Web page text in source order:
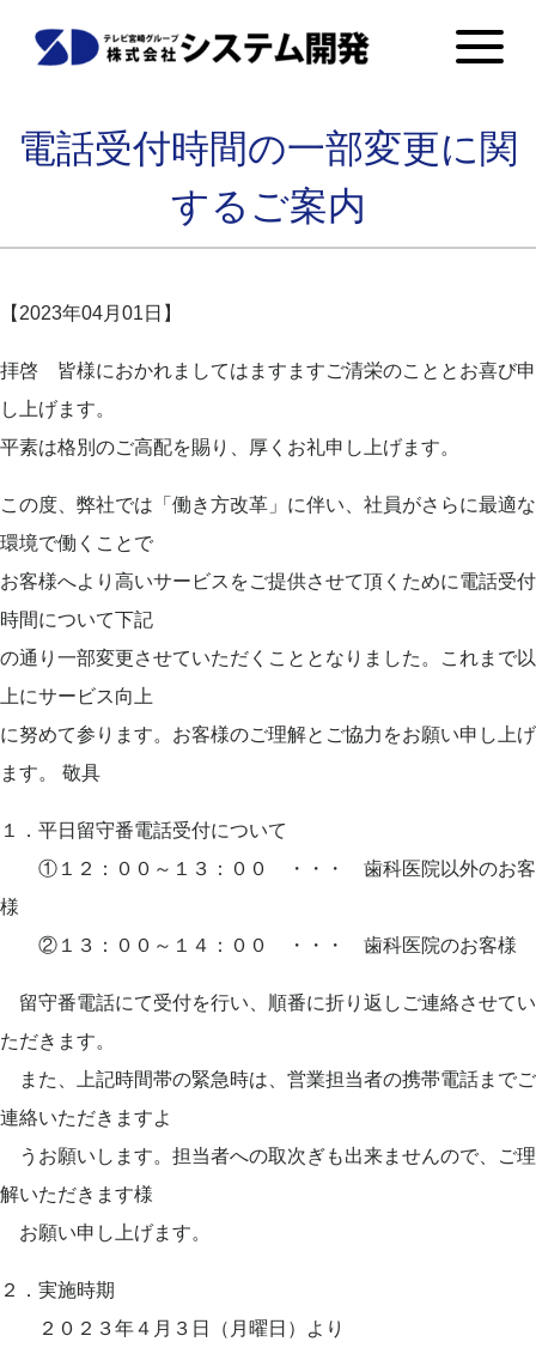
電話受付時間の一部変更に関
するご案内
【2023年04月01日】
拝啓 皆様におかれましてはますますご清栄のこととお喜び申
し上げます。
平素は格別のご高配を賜り、厚くお礼申し上げます。
この度、弊社では「働き方改革」に伴い、社員がさらに最適な
環境で働くことで
お客様へより高いサービスをご提供させて頂くために電話受付
時間について下記
の通り一部変更させていただくこととなりました。これまで以
上にサービス向上
に努めて参ります。お客様のご理解とご協力をお願い申し上げ
ます。 敬具
１．平日留守番電話受付について
①１２：００～１３：００ ・・・ 歯科医院以外のお客
様
②１３：００～１４：００ ・・・ 歯科医院のお客様
留守番電話にて受付を行い、順番に折り返しご連絡させてい
ただきます。
また、上記時間帯の緊急時は、営業担当者の携帯電話までご
連絡いただきますよ
うお願いします。担当者への取次ぎも出来ませんので、ご理
解いただきます様
お願い申し上げます。
２．実施時期
２０２３年４月３日（月曜日）より